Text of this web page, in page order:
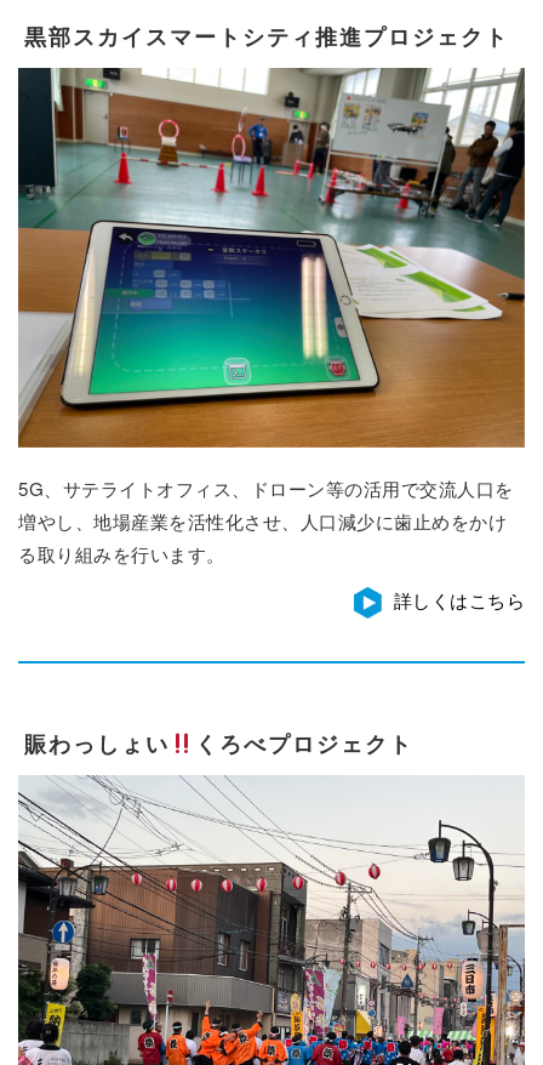
黒部スカイスマートシティ推進プロジェクト
5G、サテライトオフィス、ドローン等の活用で交流人口を
増やし、地場産業を活性化させ、人口減少に歯止めをかけ
る取り組みを行います。
詳しくはこちら
賑わっしょい くろべプロジェクト